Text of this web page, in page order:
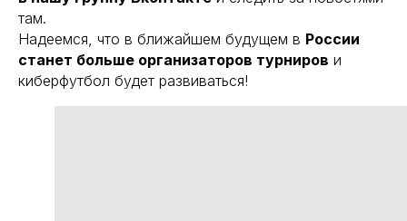
там.
Надеемся, что в ближайшем будущем в России
станет больше организаторов турниров и
киберфутбол будет развиваться!